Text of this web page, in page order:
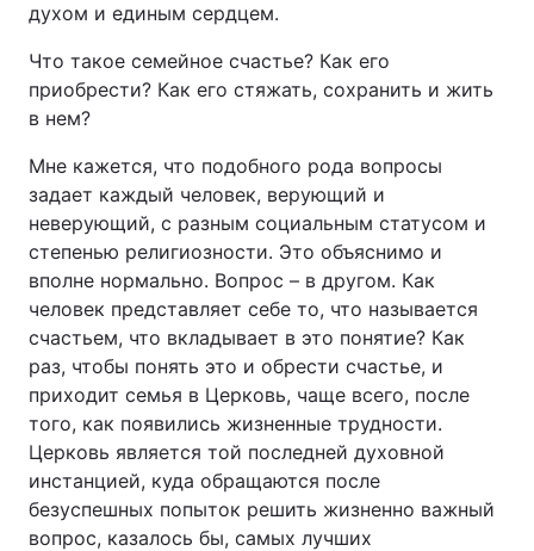
Тема оформлення
духом и единым сердцем.
Что такое семейное счастье? Как его
приобрести? Как его стяжать, сохранить и жить
в нем?
Мне кажется, что подобного рода вопросы
задает каждый человек, верующий и
неверующий, с разным социальным статусом и
степенью религиозности. Это объяснимо и
вполне нормально. Вопрос – в другом. Как
человек представляет себе то, что называется
счастьем, что вкладывает в это понятие? Как
раз, чтобы понять это и обрести счастье, и
приходит семья в Церковь, чаще всего, после
того, как появились жизненные трудности.
Церковь является той последней духовной
инстанцией, куда обращаются после
безуспешных попыток решить жизненно важный
вопрос, казалось бы, самых лучших